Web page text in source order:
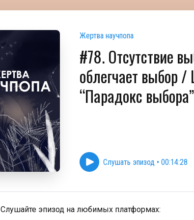
Жертва научпопа
#78. Отсутствие
облегчает выбор
“Парадокс выбора”
Слушать эпизод • 00:14:28
Слушайте эпизод на любимых платформах: